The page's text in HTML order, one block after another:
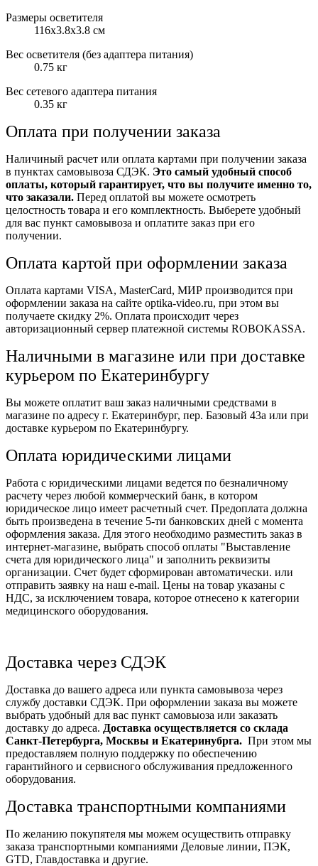
Размеры осветителя
116х3.8х3.8 см
Вес осветителя (без адаптера питания)
0.75 кг
Вес сетевого адаптера питания
0.35 кг
Оплата при получении заказа
Наличиный расчет или оплата картами при получении заказа
в пунктах самовывоза СДЭК. Это самый удобный способ
оплаты, который гарантирует, что вы получите именно то,
что заказали. Перед оплатой вы можете осмотреть
целостность товара и его комплектность. Выберете удобный
для вас пункт самовывоза и оплатите заказ при его
получении.
Оплата картой при оформлении заказа
Оплата картами VISA, MasterCard, МИР производится при
оформлении заказа на сайте optika-video.ru, при этом вы
получаете скидку 2%. Оплата происходит через
авторизационный сервер платежной системы ROBOKASSA.
Наличными в магазине или при доставке
курьером по Екатеринбургу
Вы можете оплатит ваш заказ наличными средствами в
магазине по адресу г. Екатеринбург, пер. Базовый 43а или при
доставке курьером по Екатеринбургу.
Оплата юридическими лицами
Работа с юридическими лицами ведется по безналичному
расчету через любой коммерческий банк, в котором
юридическое лицо имеет расчетный счет. Предоплата должна
быть произведена в течение 5-ти банковских дней с момента
оформления заказа. Для этого необходимо разместить заказ в
интернет-магазине, выбрать способ оплаты "Выставление
счета для юридического лица" и заполнить реквизиты
организации. Счет будет сформирован автоматически. или
отправить заявку на наш e-mail. Цены на товар указаны с
НДС, за исключением товара, которое отнесено к категории
медицинского оборудования.
Доставка через СДЭК
Доставка до вашего адреса или пункта самовывоза через
службу доставки СДЭК. При оформлении заказа вы можете
выбрать удобный для вас пункт самовыоза или заказать
доставку до адреса. Доставка осуществляется со склада
Санкт-Петербурга, Москвы и Екатеринубрга. При этом мы
предоставляем полную поддержку по обеспечению
гарантийного и сервисного обслуживания предложенного
оборудования.
Доставка транспортными компаниями
По желанию покупятеля мы можем осуществить отправку
заказа транспортными компаниями Деловые линии, ПЭК,
GTD, Главдоставка и другие.